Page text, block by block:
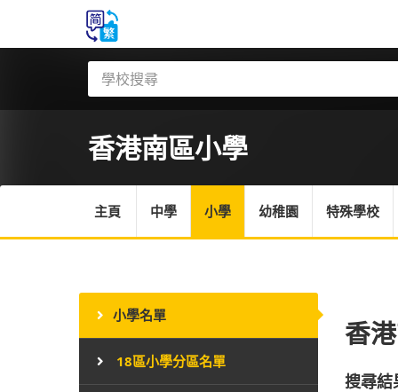
香港南區小學
主頁 中學 小學 幼稚園 特殊學校
香
搜尋結
小學名單
18區小學分區名單